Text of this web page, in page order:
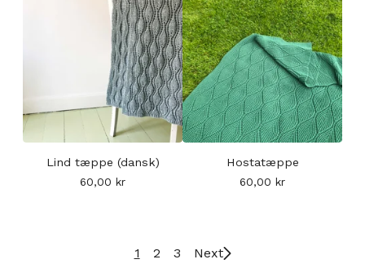
Lind tæppe (dansk)
60,00 kr
Hostatæppe
60,00 kr
1 2 3 Next